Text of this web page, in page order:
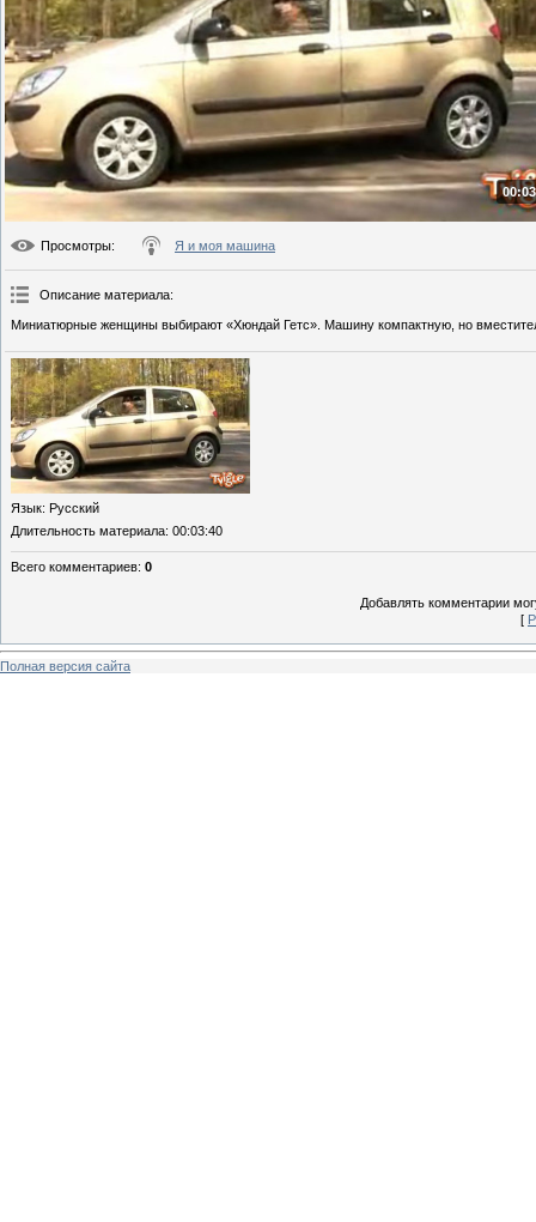
Просмотры: Я и моя машина
Описание материала:
Миниатюрные женщины выбирают «Хюндай Гетс». Машину компактную, но
Язык: Русский
Длительность материала: 00:03:40
Всего комментариев: 0
Добавлять комментарии
[
Полная версия сайта